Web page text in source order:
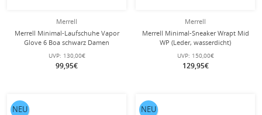
Merrell
Merrell Minimal-Laufschuhe Vapor
Glove 6 Boa schwarz Damen
UVP: 130,00€
99,95€
Merrell
Merrell Minimal-Sneaker Wrapt Mid
WP (Leder, wasserdicht)
UVP: 150,00€
129,95€
NEU NEU